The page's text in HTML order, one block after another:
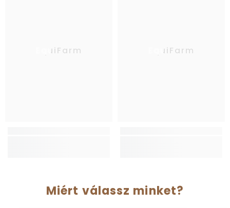
EquiFarm EquiFarm
Miért válassz minket?